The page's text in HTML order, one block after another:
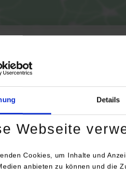
Details
Webseite
Cookies, um Inhalte und
anbieten zu können und die
der Karte werden Daten
Dauerhaft aktivieren